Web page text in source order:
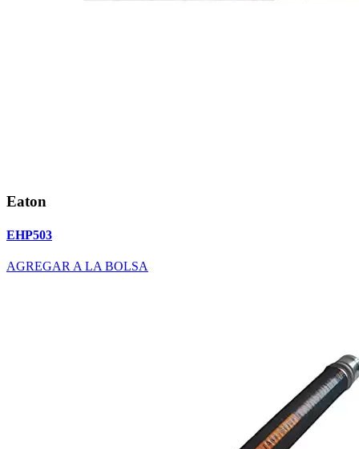
Eaton
EHP503
AGREGAR A LA BOLSA